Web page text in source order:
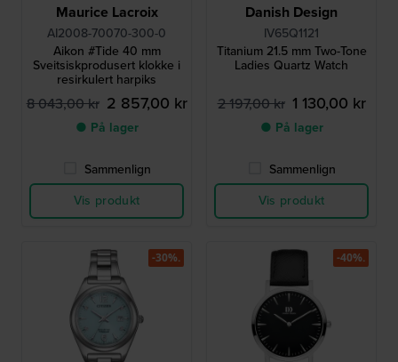
Maurice Lacroix
AI2008-70070-300-0
Aikon #Tide 40 mm
Sveitsiskprodusert klokke i
resirkulert harpiks
8 043,00 kr 2 857,00 kr
● På lager
Sammenlign
Vis produkt
Danish Design
IV65Q1121
Titanium 21.5 mm Two-Tone
Ladies Quartz Watch
2 197,00 kr 1 130,00 kr
● På lager
Sammenlign
Vis produkt
-30%. -40%.